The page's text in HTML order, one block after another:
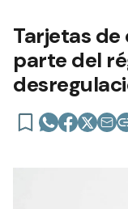
Tarjetas
parte del